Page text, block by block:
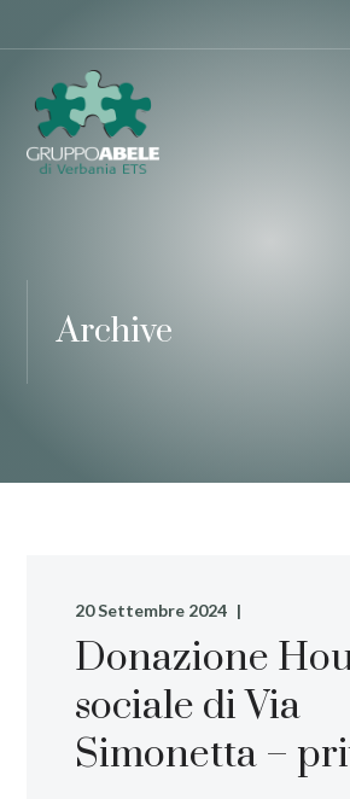
Archive
20 Settembre 2024
Donazione
sociale di Via
Simonetta –